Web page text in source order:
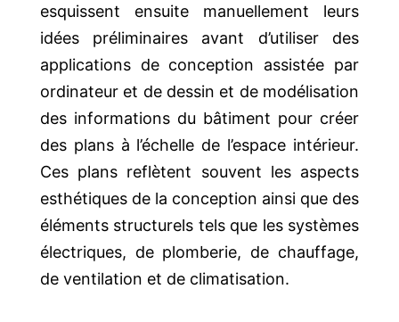
esquissent ensuite manuellement leurs
idées préliminaires avant d’utiliser des
applications de conception assistée par
ordinateur et de dessin et de modélisation
des informations du bâtiment pour créer
des plans à l’échelle de l’espace intérieur.
Ces plans reflètent souvent les aspects
esthétiques de la conception ainsi que des
éléments structurels tels que les systèmes
électriques, de plomberie, de chauffage,
de ventilation et de climatisation.